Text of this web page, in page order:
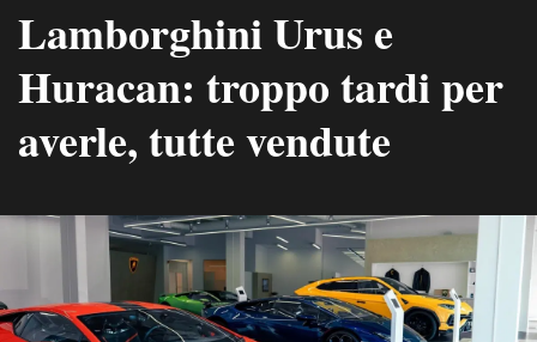
Lamborghini Urus e
Huracan: troppo tardi per
averle, tutte vendute